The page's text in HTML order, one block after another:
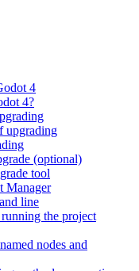
4
4?
upgrading
(optional)
tool
Manager
line
the project
nodes and